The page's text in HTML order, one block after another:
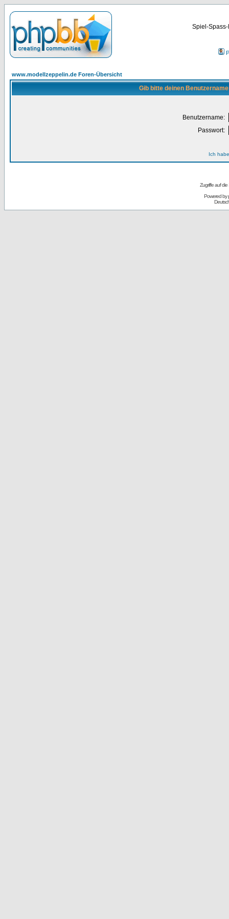
Spiel-
www.modellzeppelin.de Foren-Übersicht
Gib bitte deinen
Benutzername:
Passwort:
Ich
Zugriffe auf
Powered by